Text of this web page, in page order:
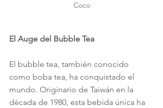
Coco
El Auge del Bubble Tea
El bubble tea, también conocido
como boba tea, ha conquistado el
mundo. Originario de Taiwán en la
década de 1980, esta bebida única ha